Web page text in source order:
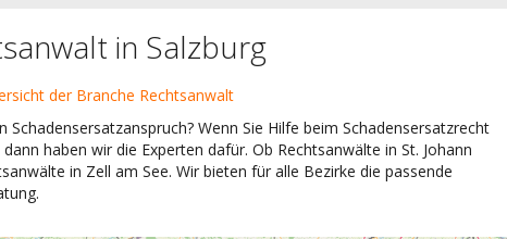
in Salzburg
der Branche Rechtsanwalt
Schadensersatzanspruch? Wenn Sie Hilfe beim Schadensersatzrecht
haben wir die Experten dafür. Ob Rechtsanwälte in St. Johann
in Zell am See. Wir bieten für alle Bezirke die passende